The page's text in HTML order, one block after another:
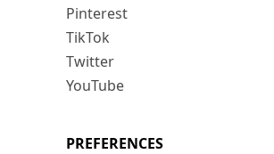
Pinterest
TikTok
Twitter
YouTube
PREFERENCES